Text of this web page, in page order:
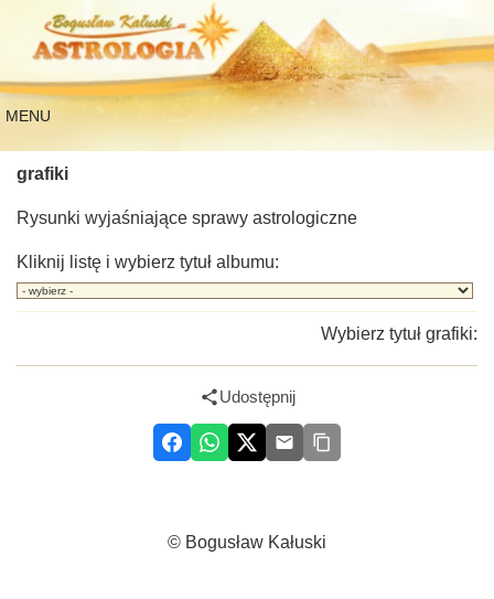
MENU
grafiki
Rysunki wyjaśniające sprawy astrologiczne
Kliknij listę i wybierz tytuł albumu:
Wybierz tytuł grafiki:
Udostępnij
© Bogusław Kałuski